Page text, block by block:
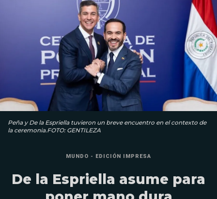
Peña y De la Espriella tuvieron un breve encuentro en el contexto de
la ceremonia.FOTO: GENTILEZA
MUNDO - EDICIÓN IMPRESA
De la Espriella asume para